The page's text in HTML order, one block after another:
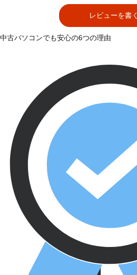
レビューを書く
中古パソコンでも安心の6つの理由